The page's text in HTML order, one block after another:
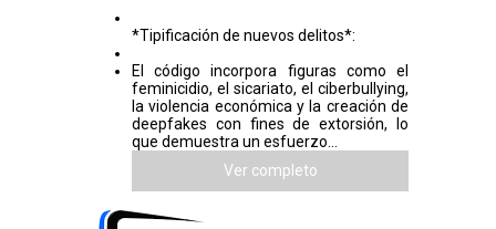
*Tipificación de nuevos delitos*:
El código incorpora figuras como el
feminicidio, el sicariato, el ciberbullying,
la violencia económica y la creación de
deepfakes con fines de extorsión, lo
que demuestra un esfuerzo...
Ver completo